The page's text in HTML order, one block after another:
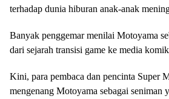
terhadap dunia hiburan anak-anak
Banyak penggemar menilai Motoyama
dari sejarah transisi game ke media
Kini, para pembaca dan pencinta Super
mengenang Motoyama sebagai seniman